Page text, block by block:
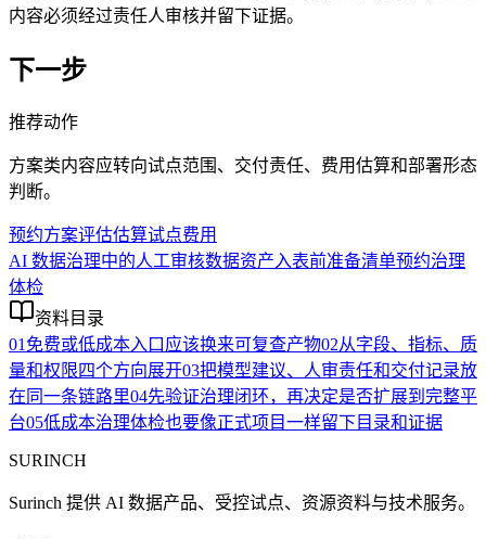
内容必须经过责任人审核并留下证据。
下一步
推荐动作
方案类内容应转向试点范围、交付责任、费用估算和部署形态
判断。
预约方案评估估算试点费用
AI 数据治理中的人工审核数据资产入表前准备清单预约治理
体检
资料目录
01免费或低成本入口应该换来可复查产物02从字段、指标、质
量和权限四个方向展开03把模型建议、人审责任和交付记录放
在同一条链路里04先验证治理闭环，再决定是否扩展到完整平
台05低成本治理体检也要像正式项目一样留下目录和证据
SURINCH
Surinch 提供 AI 数据产品、受控试点、资源资料与技术服务。